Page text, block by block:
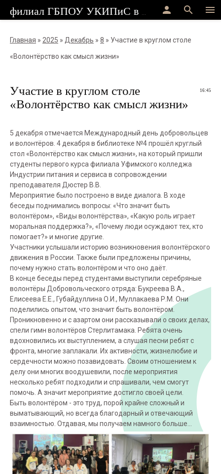
menu
search
person
Главная » 2025 » Декабрь » 8 » Участие в круглом столе
«Волонтёрство как смысл жизни»
16:45
Участие в круглом столе
«Волонтёрство как смысл жизни»
5 декабря отмечается Международный день добровольцев
и волонтёров. 4 декабря в библиотеке №4 прошёл круглый
стол «Волонтёрство как смысл жизни», на который пришли
студенты первого курса филиала Уфимского колледжа
Индустрии питания и сервиса в сопровождении
преподавателя Дюстер В.В.
Мероприятие было построено в виде диалога. В ходе
беседы поднимались вопросы: «Что значит быть
волонтёром», «Виды волонтёрства», «Какую роль играет
моральная поддержка?», «Почему люди осуждают тех, кто
помогает?» и многие другие.
Участники услышали историю возникновения волонтёрского
движения в России. Также были предложены причины,
почему нужно стать волонтёром и что оно даёт.
В конце беседы перед студентами выступили серебряные
волонтёры Добровольческого отряда: Букреева В.А.,
Елисеева Е.Е., Губайдуллина О.И., Муллакаева Р.М. Они
поделились опытом, что значит быть волонтёром.
Проникновенно и с азартом они рассказывали о своих делах,
спели гимн волонтёров Стерлитамака. Ребята очень
вдохновились их выступлением, а слушая песни ребят с
фронта, многие заплакали. Их активности, жизнелюбие и
сердечности можно позавидовать. Своим отношением к
делу они многих воодушевили, после мероприятия
несколько ребят подходили и спрашивали, чем смогут
помочь. А значит мероприятие достигло своей цели.
Быть волонтёром - это труд, порой крайне сложный и
выматывающий, но всегда благодарный и отвечающий
взаимностью. Отдавая, мы получаем намного больше…